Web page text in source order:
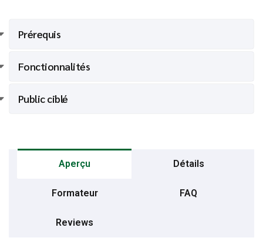
Prérequis
Fonctionnalités
Public ciblé
Aperçu Détails
Formateur FAQ
Reviews